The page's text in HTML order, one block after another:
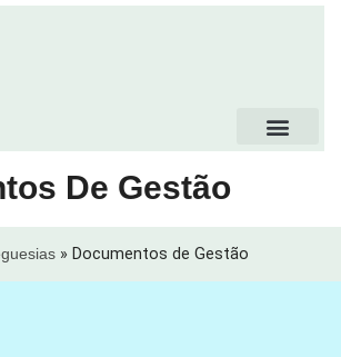
De Gestão
» Documentos de Gestão